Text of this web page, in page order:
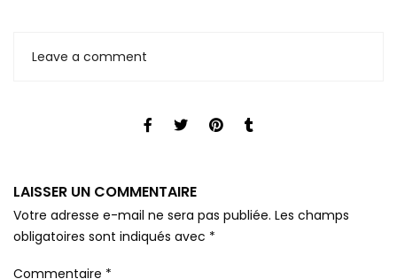
Leave a comment
LAISSER UN COMMENTAIRE
Votre adresse e-mail ne sera pas publiée. Les champs
obligatoires sont indiqués avec *
Commentaire *